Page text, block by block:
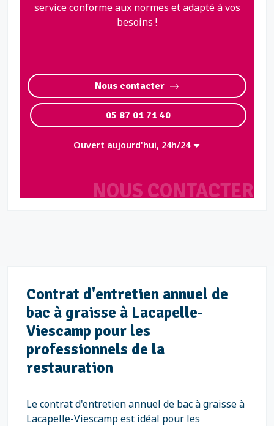
NOUS CONTACTER
service conforme aux normes et adapté à vos
besoins !
Nous contacter
05 87 01 71 40
Ouvert aujourd'hui, 24h/24
Contrat d'entretien annuel de
bac à graisse à Lacapelle-
Viescamp pour les
professionnels de la
restauration
Le contrat d'entretien annuel de bac à graisse à
Lacapelle-Viescamp est idéal pour les